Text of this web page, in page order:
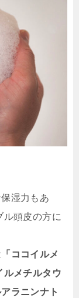
湿力もあ
ル頭皮の方に
「ココイルメ
ルメチルタウ
ラニンナト